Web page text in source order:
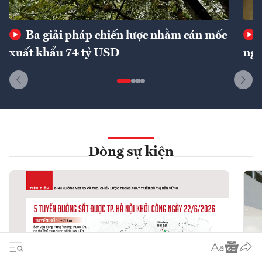
Ba giải pháp chiến lược nhằm cán mốc
xuất khẩu 74 tỷ USD
Dòng sự kiện